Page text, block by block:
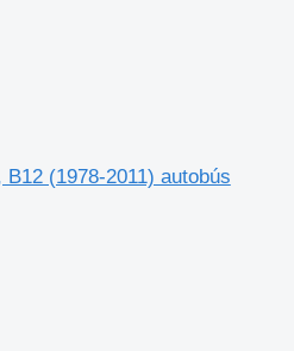
(1978-2011) autobús